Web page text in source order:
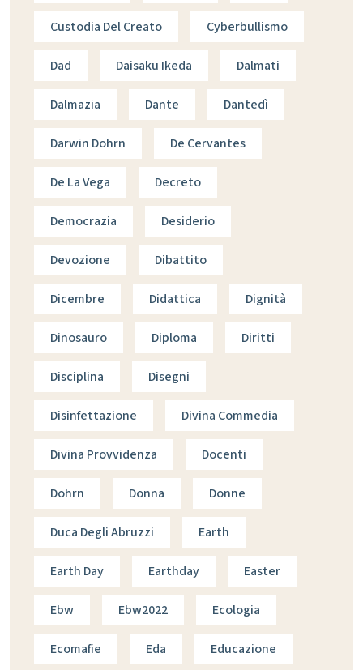
Custodia Del Creato Cyberbullismo
Dad Daisaku Ikeda Dalmati
Dalmazia Dante Dantedì
Darwin Dohrn De Cervantes
De La Vega Decreto
Democrazia Desiderio
Devozione Dibattito
Dicembre Didattica Dignità
Dinosauro Diploma Diritti
Disciplina Disegni
Disinfettazione Divina Commedia
Divina Provvidenza Docenti
Dohrn Donna Donne
Duca Degli Abruzzi Earth
Earth Day Earthday Easter
Ebw Ebw2022 Ecologia
Ecomafie Eda Educazione